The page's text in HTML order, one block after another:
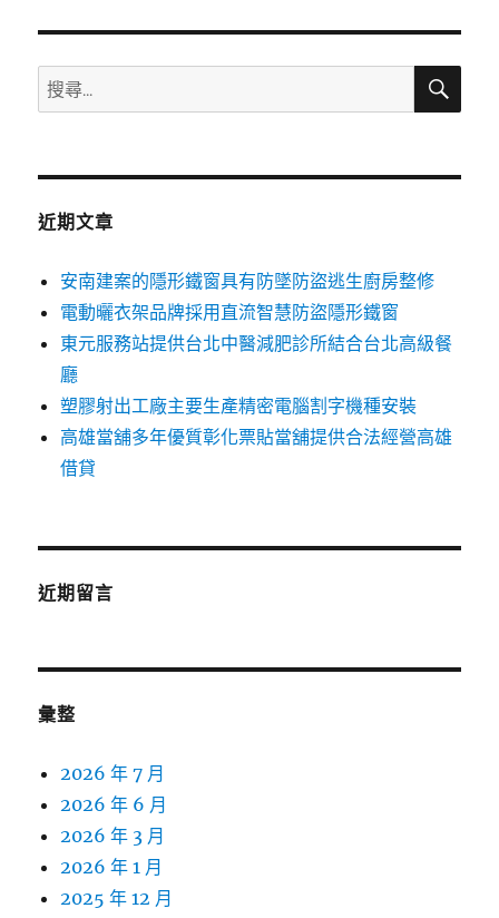
搜
尋
鍵
搜
近期文章
安南建案的隱形鐵窗具有防墜防盜逃生廚房整修
電動曬衣架品牌採用直流智慧防盜隱形鐵窗
東元服務站提供台北中醫減肥診所結合台北高級餐
廳
塑膠射出工廠主要生產精密電腦割字機種安裝
高雄當舖多年優質彰化票貼當舖提供合法經營高雄
借貸
近期留言
彙整
2026 年 7 月
2026 年 6 月
2026 年 3 月
2026 年 1 月
2025 年 12 月